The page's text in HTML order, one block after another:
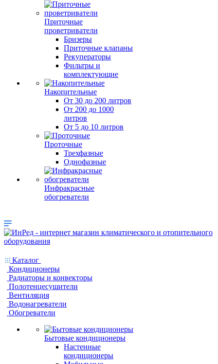
Приточные
проветриватели
Бризеры
Приточные клапаны
Рекуператоры
Фильтры и
комплектующие
Накопительные
От 30 до 200 литров
От 200 до 1000
литров
От 5 до 10 литров
Проточные
Трехфазные
Однофазные
Инфракрасные
обогреватели
Каталог
Кондиционеры
Радиаторы и конвекторы
Полотенцесушители
Вентиляция
Водонагреватели
Обогреватели
Бытовые кондиционеры
Настенные
кондиционеры